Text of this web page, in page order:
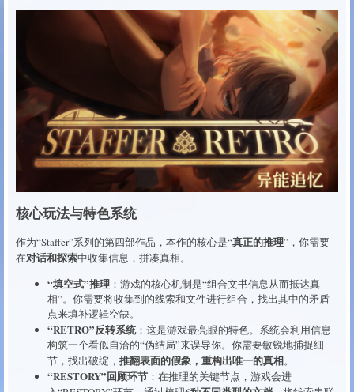
核心玩法与特色系统
作为“Staffer”系列的第四部作品，本作的核心是“真正的推理”，你需要
在对话和探索中收集信息，拼凑真相。
“填空式”推理 ：游戏的核心机制是“组合文书信息从而抵达真
相”。你需要将收集到的线索和文件进行组合，找出其中的矛盾
点来填补逻辑空缺。
“RETRO”反转系统：这是游戏最亮眼的特色。系统会利用信息
构筑一个看似自洽的“伪结局”来误导你。你需要敏锐地捕捉细
节，找出破绽， 推翻表面的假象，重构出唯一的真相。
“RESTORY”回顾环节 ：在推理的关键节点，游戏会进